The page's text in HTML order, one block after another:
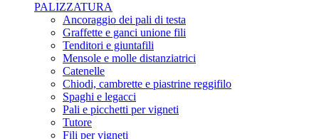
PALIZZATURA
Ancoraggio dei pali di testa
Graffette e ganci unione fili
Tenditori e giuntafili
Mensole e molle distanziatrici
Catenelle
Chiodi, cambrette e piastrine reggifilo
Spaghi e legacci
Pali e picchetti per vigneti
Tutore
Fili per vigneti